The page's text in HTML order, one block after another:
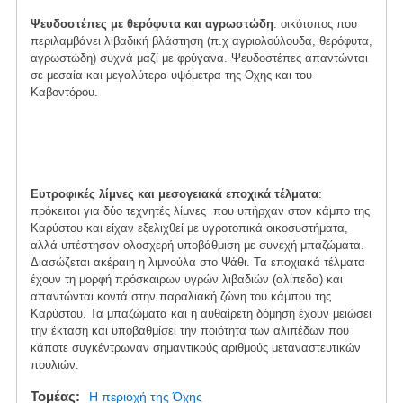
Ψευδοστέπες με θερόφυτα και αγρωστώδη: οικότοπος που
περιλαμβάνει λιβαδική βλάστηση (π.χ αγριολούλουδα, θερόφυτα,
αγρωστώδη) συχνά μαζί με φρύγανα. Ψευδοστέπες απαντώνται
σε μεσαία και μεγαλύτερα υψόμετρα της Οχης και του
Καβοντόρου.
Ευτροφικές λίμνες και μεσογειακά εποχικά τέλματα:
πρόκειται για δύο τεχνητές λίμνες που υπήρχαν στον κάμπο της
Καρύστου και είχαν εξελιχθεί με υγροτοπικά οικοσυστήματα,
αλλά υπέστησαν ολοσχερή υποβάθμιση με συνεχή μπαζώματα.
Διασώζεται ακέραιη η λιμνούλα στο Ψάθι. Τα εποχιακά τέλματα
έχουν τη μορφή πρόσκαιρων υγρών λιβαδιών (αλίπεδα) και
απαντώνται κοντά στην παραλιακή ζώνη του κάμπου της
Καρύστου. Τα μπαζώματα και η αυθαίρετη δόμηση έχουν μειώσει
την έκταση και υποβαθμίσει την ποιότητα των αλιπέδων που
κάποτε συγκέντρωναν σημαντικούς αριθμούς μεταναστευτικών
πουλιών.
Τομέας Η περιοχή της Όχης